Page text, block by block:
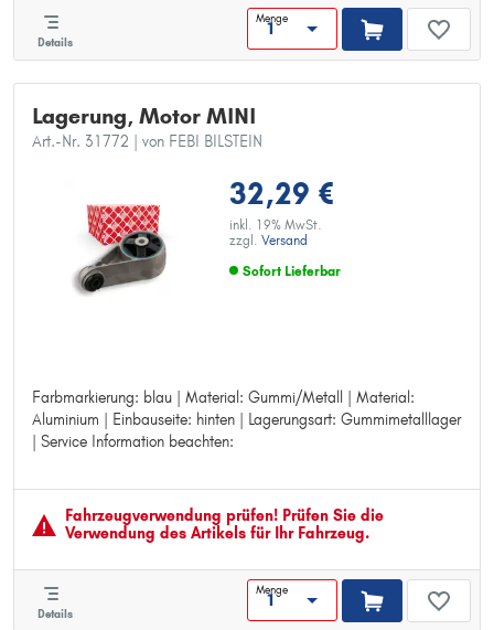
Details
Menge
Lagerung, Motor MINI
Art.-Nr. 31772 | von FEBI BILSTEIN
32,29 €
inkl. 19% MwSt.
zzgl. Versand
Sofort Lieferbar
Farbmarkierung: blau | Material: Gummi/Metall | Material:
Aluminium | Einbauseite: hinten | Lagerungsart: Gummimetalllager
| Service Information beachten:
Farbmarkierung: blau
Material: Gummi/Metall
Material: Aluminium
Lagerungsart: Gummimetalllager
Service Information beachten:
Fahrzeugver­wendung prüfen! Prüfen Sie die
Verwendung des Artikels für Ihr Fahrzeug.
Details
Menge